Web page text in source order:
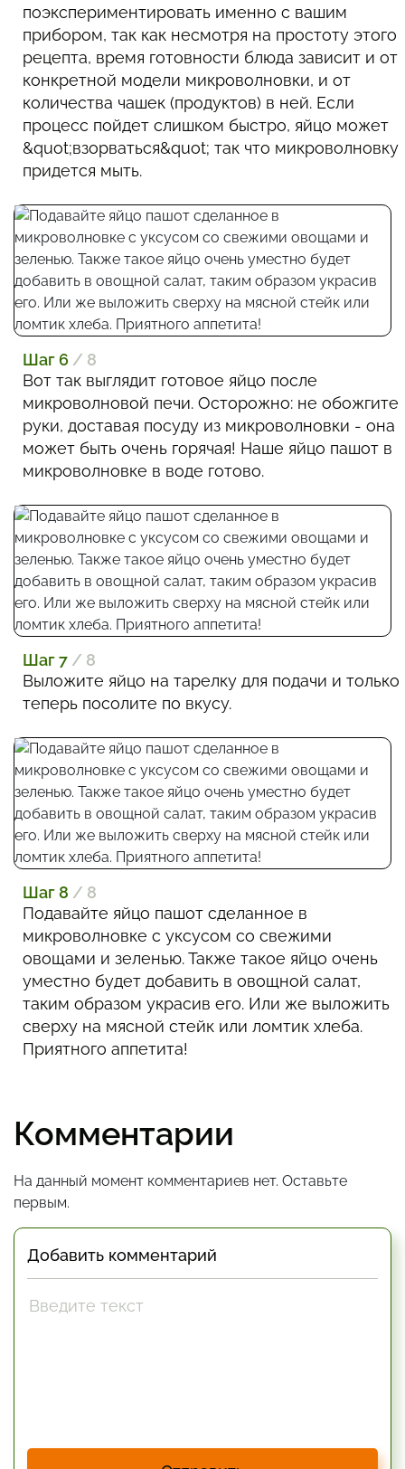
поэкспериментировать именно с вашим
прибором, так как несмотря на простоту этого
рецепта, время готовности блюда зависит и от
конкретной модели микроволновки, и от
количества чашек (продуктов) в ней. Если
процесс пойдет слишком быстро, яйцо может
&quot;взорваться&quot; так что микроволновку
придется мыть.
Шаг 6 / 8
Вот так выглядит готовое яйцо после
микроволновой печи. Осторожно: не обожгите
руки, доставая посуду из микроволновки - она
может быть очень горячая! Наше яйцо пашот в
микроволновке в воде готово.
Шаг 7 / 8
Выложите яйцо на тарелку для подачи и только
теперь посолите по вкусу.
Шаг 8 / 8
Подавайте яйцо пашот сделанное в
микроволновке с уксусом со свежими
овощами и зеленью. Также такое яйцо очень
уместно будет добавить в овощной салат,
таким образом украсив его. Или же выложить
сверху на мясной стейк или ломтик хлеба.
Приятного аппетита!
Комментарии
На данный момент комментариев нет. Оставьте
первым.
Добавить комментарий